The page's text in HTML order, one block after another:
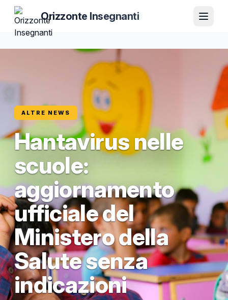
Orizzonte Insegnanti
ALTRE NEWS
Hantavirus nelle
scuole:
aggiornamento
ufficiale del
Ministero della
Salute senza
indicazioni